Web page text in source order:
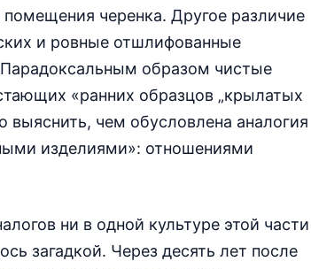
черенка. Другое различие
и ровные отшлифованные
образом чистые
«ранних образцов „крылатых
выяснить, чем обусловлена аналогия
изделиями»: отношениями
ни в одной культуре этой части
загадкой. Через десять лет после